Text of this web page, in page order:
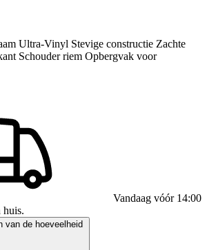
Ultra-Vinyl Stevige constructie Zachte
Schouder riem Opbergvak voor
Vandaag vóór 14:00
huis.
van de hoeveelheid